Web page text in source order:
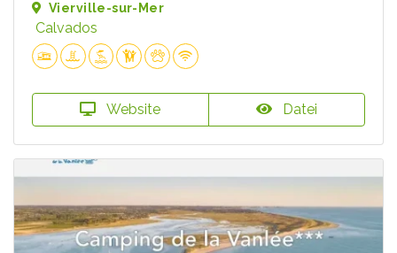
Vierville-sur-Mer
Calvados
Website Datei